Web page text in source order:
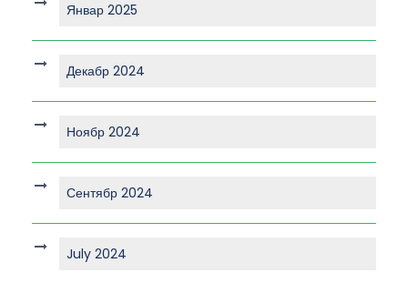
Январ 2025
Декабр 2024
Ноябр 2024
Сентябр 2024
July 2024